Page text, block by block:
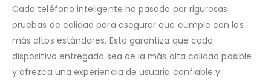
Cada teléfono inteligente ha pasado por rigurosas
pruebas de calidad para asegurar que cumple con los
más altos estándares. Esto garantiza que cada
dispositivo entregado sea de la más alta calidad posible
y ofrezca una experiencia de usuario confiable y